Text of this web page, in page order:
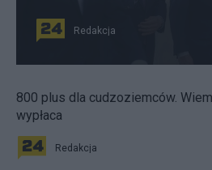
Redakcja
800 plus dla cudzoziemców.
wypłaca
Redakcja